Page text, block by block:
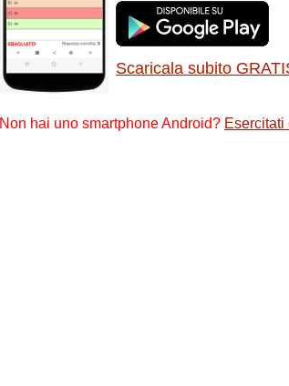
Scaricala subito
Non hai uno smartphone Android? Esercitati